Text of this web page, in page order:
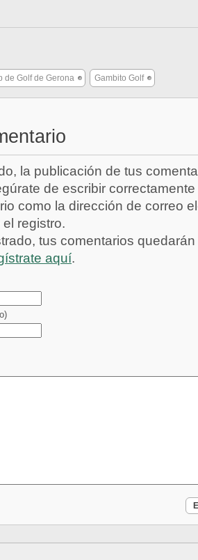
de Golf de Gerona Gambito Golf
la publicación de tus
de escribir
como la dirección de correo
registro.
tus comentarios
aquí.